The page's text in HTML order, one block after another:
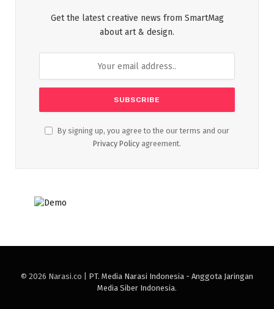
Get the latest creative news from SmartMag
about art & design.
By signing up, you agree to the our terms and our
Privacy Policy agreement.
© 2026 Narasi.co | PT. Media Narasi Indonesia - Anggota Jaringan
Media Siber Indonesia.